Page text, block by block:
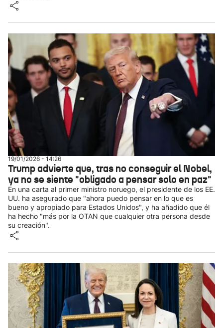
19/01/2026 - 14:26
Trump advierte que, tras no conseguir el Nobel,
ya no se siente "obligado a pensar solo en paz"
En una carta al primer ministro noruego, el presidente de los EE.
UU. ha asegurado que "ahora puedo pensar en lo que es
bueno y apropiado para Estados Unidos", y ha añadido que él
ha hecho "más por la OTAN que cualquier otra persona desde
su creación".